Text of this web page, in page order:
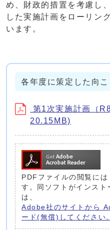
め、財政的措置を考慮し
した実施計画をローリン
います。
各年度に策定した向
第1次実施計画（
20.15MB)
PDFファイルの閲覧に
す。同ソフトがインスト
は、
Adobe社のサイトから
ード(無償)してください。